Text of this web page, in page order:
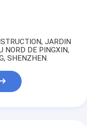
JARDIN
NORD DE PINGXIN,
SHENZHEN.